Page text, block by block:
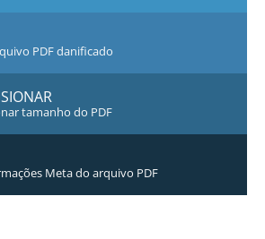
PDF danificado
tamanho do PDF
Meta do arquivo PDF